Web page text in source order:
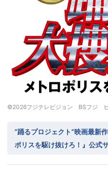
©2026フジテレビジョン BSフジ ビ
“踊るプロジェクト”映画最新
ポリスを駆け抜けろ！』公式